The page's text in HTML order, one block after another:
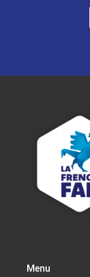
Menu